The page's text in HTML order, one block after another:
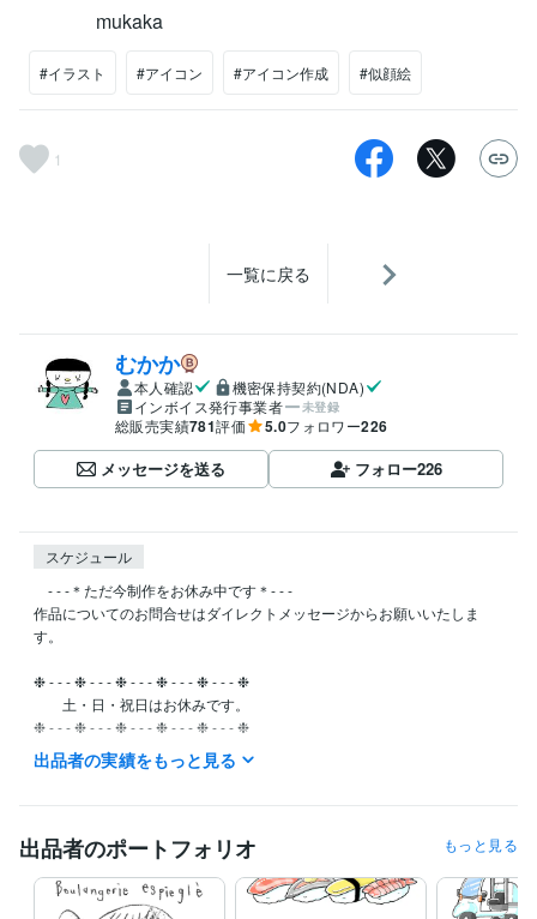
mukaka
#イラスト #アイコン #アイコン作成 #似顔絵
1
一覧に戻る
むかか
本人確認
機密保持契約(NDA)
インボイス発行事業者
未登録
総販売実績781評価 5.0フォロワー226
メッセージを送る フォロー226
スケジュール
- - -＊ただ今制作をお休み中です＊- - -
作品についてのお問合せはダイレクトメッセージからお願いいたしま
す。
❉ - - - ❉ - - - ❉ - - - ❉ - - - ❉ - - - ❉
土・日・祝日はお休みです。
❉ - - - ❉ - - - ❉ - - - ❉ - - - ❉ - - - ❉
メッセージは下記の時間帯に確認しています。
イラストレーター・漫画家 / イラストレーター 経験年数 : 2年
イラストレーター・漫画家 / キャラクターデザイナー 経験年数 : 2年
出品者の実績をもっと見る
出品者のポートフォリオ もっと見る